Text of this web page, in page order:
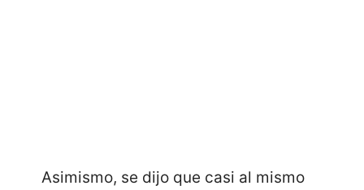
Asimismo, se dijo que casi al mismo